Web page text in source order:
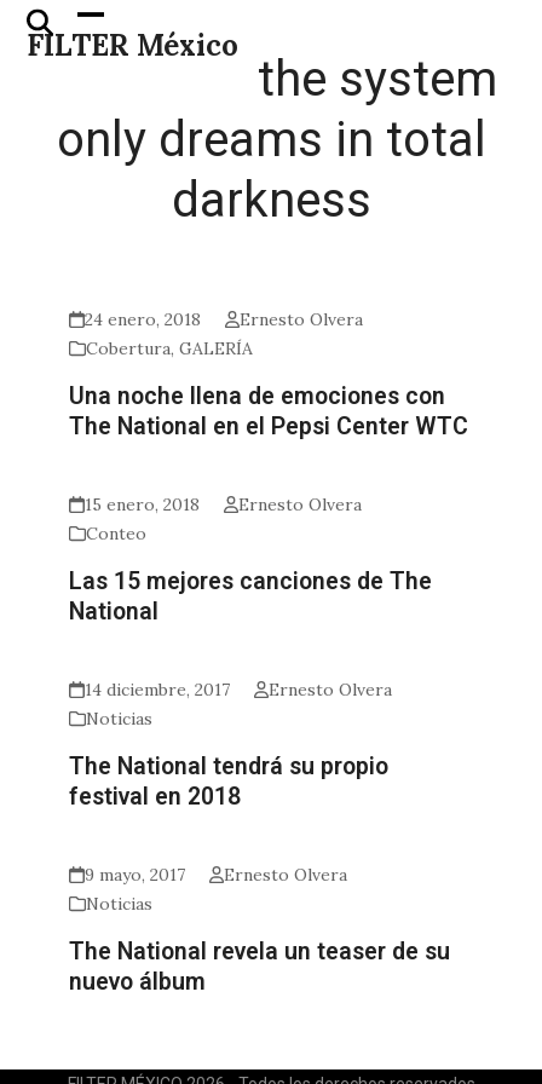
Skip
FILTER México
Open
mobile
Close
mobile
the system
only dreams in total
darkness
24 enero, 2018
Ernesto Olvera
Cobertura,GALERÍA
Una noche llena de emociones con
The National en el Pepsi Center WTC
15 enero, 2018
Ernesto Olvera
Conteo
Las 15 mejores canciones de The
National
14 diciembre, 2017
Ernesto Olvera
Noticias
The National tendrá su propio
festival en 2018
9 mayo, 2017
Ernesto Olvera
Noticias
The National revela un teaser de su
nuevo álbum